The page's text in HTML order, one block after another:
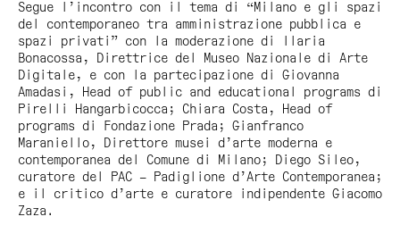
Segue l’incontro con il tema di “Milano e gli spazi
del contemporaneo tra amministrazione pubblica e
spazi privati” con la moderazione di Ilaria
Bonacossa, Direttrice del Museo Nazionale di Arte
Digitale, e con la partecipazione di Giovanna
Amadasi, Head of public and educational programs di
Pirelli Hangarbicocca; Chiara Costa, Head of
programs di Fondazione Prada; Gianfranco
Maraniello, Direttore musei d’arte moderna e
contemporanea del Comune di Milano; Diego Sileo,
curatore del PAC – Padiglione d’Arte Contemporanea;
e il critico d’arte e curatore indipendente Giacomo
Zaza.